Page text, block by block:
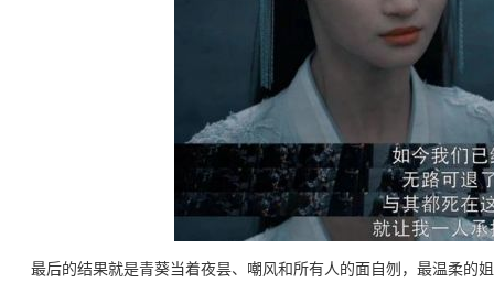
最后的结果就是青葵当着夜昙、嘲风和所有人的面自刎，最温柔的